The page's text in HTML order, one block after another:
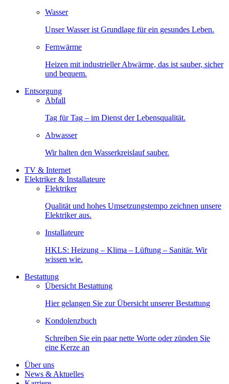
Wasser
Unser Wasser ist Grundlage für ein gesundes Leben.
Fernwärme
Heizen mit industrieller Abwärme, das ist sauber, sicher
und bequem.
Entsorgung
Abfall
Tag für Tag – im Dienst der Lebensqualität.
Abwasser
Wir halten den Wasserkreislauf sauber.
TV & Internet
Elektriker & Installateure
Elektriker
Qualität und hohes Umsetzungstempo zeichnen unsere
Elektriker aus.
Installateure
HKLS: Heizung – Klima – Lüftung – Sanitär. Wir
wissen wie.
Bestattung
Übersicht Bestattung
Hier gelangen Sie zur Übersicht unserer Bestattung
Kondolenzbuch
Schreiben Sie ein paar nette Worte oder zünden Sie
eine Kerze an
Über uns
News & Aktuelles